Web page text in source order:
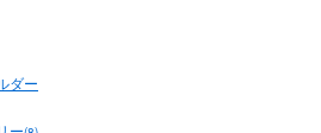
ダー